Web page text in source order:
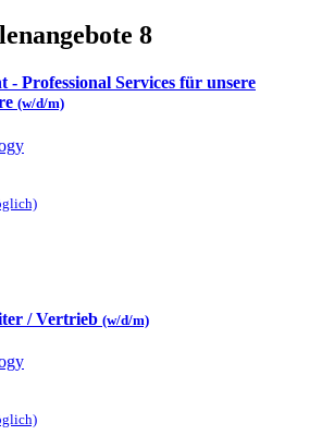
8
- Professional Services für unsere
(w/d/m)
/ Vertrieb (w/d/m)